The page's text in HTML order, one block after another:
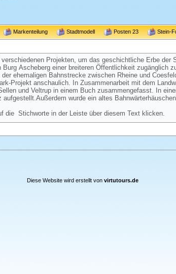
Markenteilung Stadtmodell Posten 23 Stein-
Projekten, um das geschichtliche Erbe der
Ascheberg einer breiteren Öffentlichkeit zugänglich
ehemaligen Bahnstrecke zwischen Rheine und
Projekt anschaulich. In Zusammenarbeit mit dem
und Veltrup in einem Buch zusammengefasst. In
wurde ein altes
die Stichworte in der Leiste über diesem Text klicken.
Diese Website wird erstellt von virtutours.de